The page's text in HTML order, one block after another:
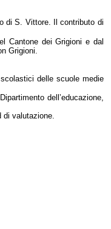
di S. Vittore. Il contributo di
Cantone dei Grigioni e dal
Grigioni.
delle scuole medie
dell’educazione,
di valutazione.